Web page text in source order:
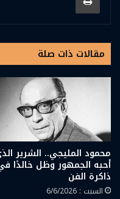
مقالات ذات صلة
محمود المليجي.. الشرير
أحبه الجمهور وظل خالدًا
ذاكرة الفن
السبت : 6/6/2026